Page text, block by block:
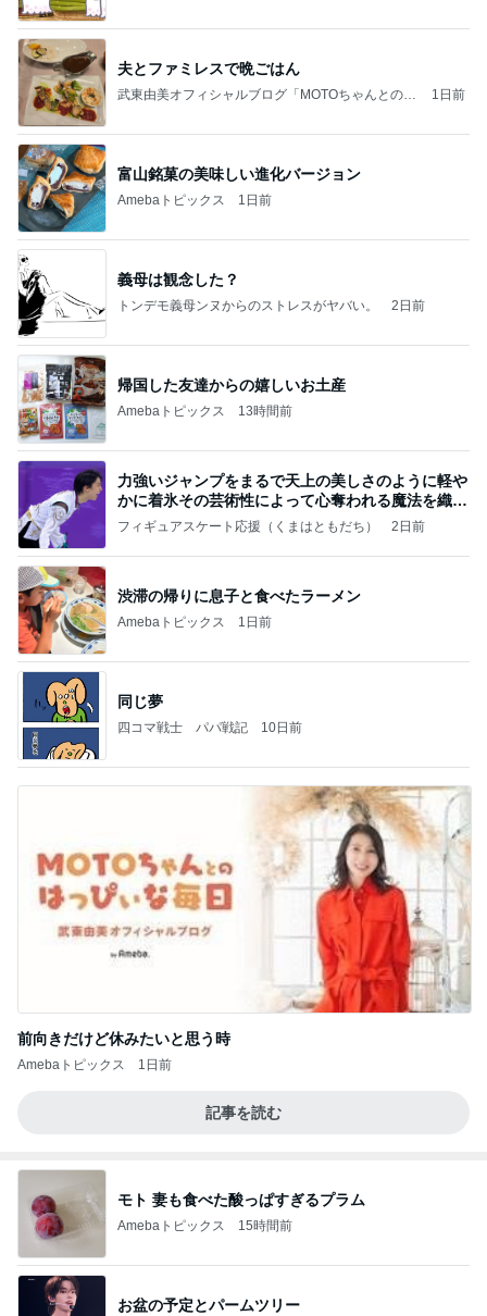
夫とファミレスで晩ごはん
武東由美オフィシャルブログ「MOTOちゃんとのは
1日前
富山銘菓の美味しい進化バージョン
Amebaトピックス 1日前
義母は観念した？
トンデモ義母ンヌからのストレスがヤバい。 2日前
帰国した友達からの嬉しいお土産
Amebaトピックス 13時間前
力強いジャンプをまるで天上の美しさのように軽や
かに着氷その芸術性によって心奪われる魔法を織り
なす
フィギュアスケート応援（くまはともだち） 2日前
渋滞の帰りに息子と食べたラーメン
Amebaトピックス 1日前
同じ夢
四コマ戦士 パパ戦記 10日前
前向きだけど休みたいと思う時
Amebaトピックス 1日前
記事を読む
モト 妻も食べた酸っぱすぎるプラム
Amebaトピックス 15時間前
お盆の予定とパームツリー